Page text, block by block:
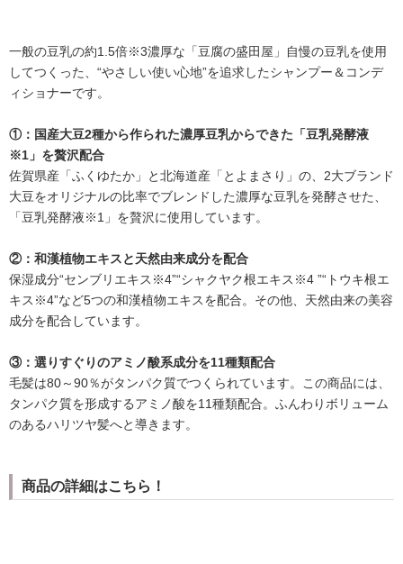
一般の豆乳の約1.5倍※3濃厚な「豆腐の盛田屋」自慢の豆乳を使用
してつくった、“やさしい使い心地”を追求したシャンプー＆コンデ
ィショナーです。
①：国産大豆2種から作られた濃厚豆乳からできた「豆乳発酵液
※1」を贅沢配合
佐賀県産「ふくゆたか」と北海道産「とよまさり」の、2大ブランド
大豆をオリジナルの比率でブレンドした濃厚な豆乳を発酵させた、
「豆乳発酵液※1」を贅沢に使用しています。
②：和漢植物エキスと天然由来成分を配合
保湿成分“センブリエキス※4”“シャクヤク根エキス※4 ”“トウキ根エ
キス※4”など5つの和漢植物エキスを配合。その他、天然由来の美容
成分を配合しています。
③：選りすぐりのアミノ酸系成分を11種類配合
毛髪は80～90％がタンパク質でつくられています。この商品には、
タンパク質を形成するアミノ酸を11種類配合。ふんわりボリューム
のあるハリツヤ髪へと導きます。
商品の詳細はこちら！